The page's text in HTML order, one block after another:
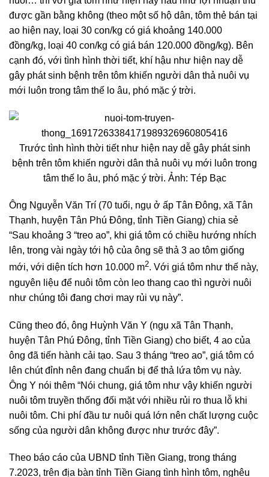
được gần bằng không (theo một số hộ dân, tôm thẻ bán tại
ao hiện nay, loại 30 con/kg có giá khoảng 140.000
đồng/kg, loại 40 con/kg có giá bán 120.000 đồng/kg). Bên
cạnh đó, với tình hình thời tiết, khí hậu như hiện nay dễ
gây phát sinh bệnh trên tôm khiến người dân thả nuôi vụ
mới luôn trong tâm thế lo âu, phó mặc ý trời.
Trước tình hình thời tiết như hiện nay dễ gây phát sinh
bệnh trên tôm khiến người dân thả nuôi vụ mới luôn trong
tâm thế lo âu, phó mặc ý trời. Ảnh: Tép Bạc
Ông Nguyễn Văn Trí (70 tuổi, ngụ ở ấp Tân Đông, xã Tân
Thạnh, huyện Tân Phú Đông, tỉnh Tiền Giang) chia sẻ
“Sau khoảng 3 “treo ao”, khi giá tôm có chiều hướng nhích
lên, trong vài ngày tới hộ của ông sẽ thả 3 ao tôm giống
mới, với diện tích hơn 10.000 m2. Với giá tôm như thế này,
nguyên liệu để nuôi tôm còn leo thang cao thì người nuôi
như chúng tôi đang chơi may rủi vụ này”.
Cũng theo đó, ông Huỳnh Văn Y (ngụ xã Tân Thạnh,
huyện Tân Phú Đông, tỉnh Tiền Giang) cho biết, 4 ao của
ông đã tiến hành cải tạo. Sau 3 tháng “treo ao”, giá tôm có
lên chút đỉnh nên đang chuẩn bị để thả lứa tôm vụ này.
Ông Y nói thêm “Nói chung, giá tôm như vậy khiến người
nuôi tôm truyền thống đối mặt với nhiều rủi ro thua lỗ khi
nuôi tôm. Chi phí đầu tư nuôi quá lớn nên chất lượng cuộc
sống của người dân không được như trước đây”.
Theo báo cáo của UBND tỉnh Tiền Giang, trong tháng
7.2023, trên địa bàn tỉnh Tiền Giang tình hình tôm, nghêu